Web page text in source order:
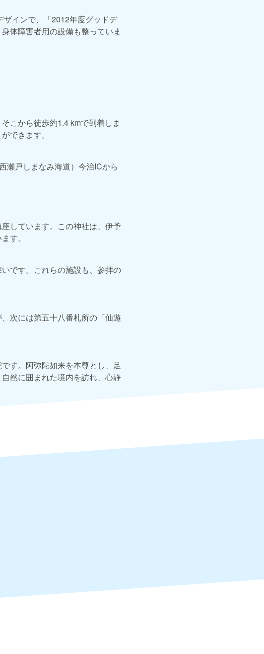
インで、「2012年度グッドデ
体障害者用の設備も整っていま
こから徒歩約1.4 kmで到着しま
できます。
瀬戸しまなみ海道）今治ICから
しています。この神社は、伊予
す。
です。これらの施設も、参拝の
次には第五十八番札所の「仙遊
す。阿弥陀如来を本尊とし、足
然に囲まれた境内を訪れ、心静